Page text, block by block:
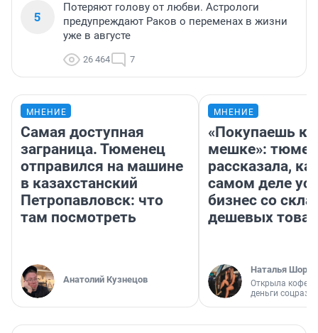
5
Потеряют голову от любви. Астрологи
предупреждают Раков о переменах в жизни
уже в августе
26 464 7
МНЕНИЕ
Самая доступная
заграница. Тюменец
отправился на машине
в казахстанский
Петропавловск: что
там посмотреть
Анатолий Кузнецов
МНЕНИЕ
«Покупаешь
мешке»:
рассказала,
самом деле
бизнес со
дешевых
Наталья
Открыла
деньги